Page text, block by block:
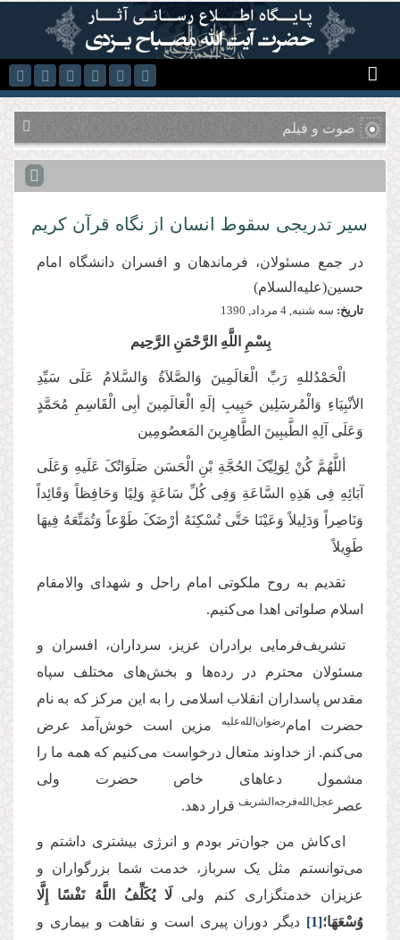
رفتن به محتوای اصلی
صوت و فیلم
سیر تدریجی سقوط انسان از نگاه قرآن کریم
در جمع مسئولان، فرماندهان و افسران دانشگاه امام
حسین(علیه‌السلام)
تاریخ: سه شنبه, 4 مرداد, 1390
بِسْمِ اللَّهِ الرَّحْمَنِ الرَّحِیم
الْحَمْدُللهِ رَبِّ الْعَالَمِینَ وَالصَّلاَةُ وَالسَّلامُ عَلَی سَیِّدِ
الأنْبِیَاءِ وَالْمُرسَلِین حَبِیبِ إلَهِ الْعَالَمِینَ أبِی الْقَاسِمِ مُحَمَّدٍ
وَعَلَی آلِهِ الطَّیبِینَ الطَّاهِرِینَ المَعصُومِین
أللَّهُمَّ کُنْ لِوَلِیِّکَ الحُجَّةِ بْنِ الْحَسَن صَلَوَاتُکَ عَلَیهِ وَعَلَی
آبَائِهِ فِی هَذِهِ السَّاعَةِ وَفِی کُلِّ سَاعَةٍ‌ وَلِیًا وَحَافِظاً وَقَائِداً
وَنَاصِراً وَدَلِیلاً وَعَیْنَا حَتَّی تُسْکِنَهُ أرْضَکَ طَوْعاً وَتُمَتِّعَهُ فِیهَا
طَوِیلاً
تقدیم به روح ملکوتی امام راحل و شهدای والامقام
اسلام صلواتی اهدا می‌کنیم.
تشریف‌فرمایی برادران عزیز، سرداران، افسران و
مسئولان محترم در رده‌ها و بخش‌های مختلف سپاه
مقدس پاسداران انقلاب اسلامی را به این مرکز که به نام
حضرت امام‌رضوان‌الله‌علیه
مزین است خوش‌آمد عرض
می‌کنم. از خداوند متعال درخواست می‌کنیم که همه ما را
مشمول دعاهای خاص حضرت ولی
عصر‌ عجل‌الله‌فرجه‌الشریف قرار دهد.
‌ای‌کاش من جوان‌تر بودم و انرژی بیشتری داشتم و
می‌توانستم مثل یک سرباز، خدمت شما بزرگواران و
عزیزان خدمتگزاری کنم ولی لَا یُكَلِّفُ اللَّهُ نَفْسًا إِلَّا
وُسْعَهَا؛[1] دیگر دوران پیری است و نقاهت و بیماری و